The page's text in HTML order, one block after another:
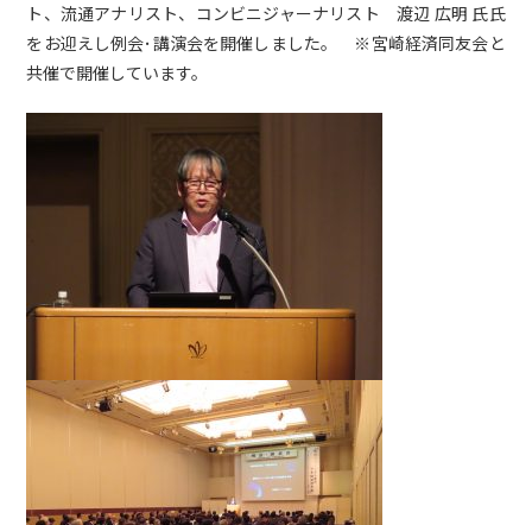
ト、流通アナリスト、コンビニジャーナリスト 渡辺 広明 氏氏
をお迎えし例会･講演会を開催しました。 ※宮崎経済同友会と
共催で開催しています。